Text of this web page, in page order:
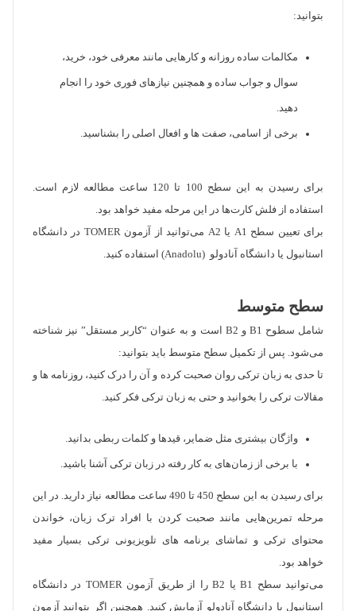
بتوانید:
مکالمات ساده روزانه و کارهایی مانند معرفی خود، خرید،
سوال و جواب ساده و همچنین نیازهای فوری خود را انجام
دهید.
برخی از اسامی، صفت ها و افعال اصلی را بشناسید.
برای رسیدن به این سطح 100 تا 120 ساعت مطالعه لازم است.
استفاده از فلش کارت‌ها در این مرحله مفید خواهد بود.
برای تعیین سطح A1 یا A2 می‌توانید از آزمون TOMER در دانشگاه
استانبول یا دانشگاه آنادولو (Anadolu) استفاده کنید.
سطح متوسط
شامل سطوح B1 و B2 است و به عنوان “کاربر مستقل” نیز شناخته
می‌شود. پس از تکمیل سطح متوسط باید بتوانید:
تا حدی به زبان ترکی روان صحبت کرده و آن را درک کنید، روزنامه ها و
مقالات ترکی را بخوانید و حتی به زبان ترکی فکر کنید.
واژگان بیشتری مثل ضمایر، قیدها و کلمات ربطی بدانید.
با برخی از زمان‌های به کار رفته در زبان ترکی آشنا باشید.
برای رسیدن به این سطح 450 تا 490 ساعت مطالعه نیاز دارید. در این
مرحله تمرین‌هایی مانند صحبت کردن با افراد ترک زبان، خواندن
محتوای ترکی و تماشای برنامه های تلویزیونی ترکی بسیار مفید
خواهد بود.
می‌توانید سطح B1 یا B2 را از طریق آزمون TOMER در دانشگاه
استانبول یا دانشگاه آنادولو آزمایش کنید. همچنین اگر بتوانید آزمون